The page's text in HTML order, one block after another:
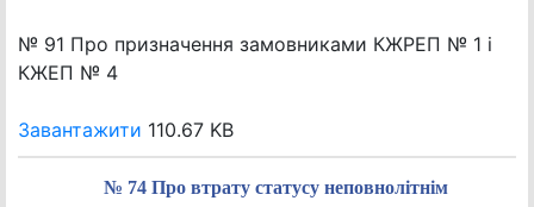
№ 91 Про призначення замовниками КЖРЕП № 1 і
КЖЕП № 4
Завантажити 110.67 KB
№ 74 Про втрату статусу неповнолітнім